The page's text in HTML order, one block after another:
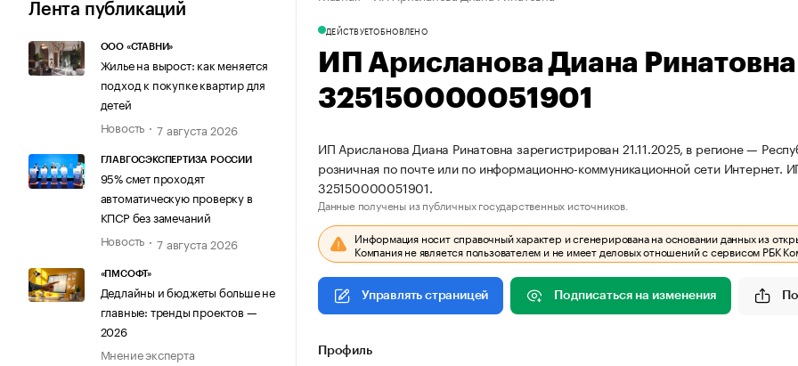
Технологии и медиа Рынок наличной валюты
Лента публикаций
ООО «СТАВНИ»
Жилье на вырост: как меняется
подход к покупке квартир для
детей
Новость
7 августа 2026
ГЛАВГОСЭКСПЕРТИЗА РОССИИ
95% смет проходят
автоматическую проверку в
КПСР без замечаний
Новость
7 августа 2026
«ПМСОФТ»
Дедлайны и бюджеты больше не
главные: тренды проектов —
2026
Мнение эксперта
ДЕЙСТВУЕТОБНОВЛЕНО
ИП Арисланова Диана
325150000051901
ИП Арисланова Диана Ринатовна зарегистрирован 21.11.2025, в регионе —
розничная по почте или по информационно-коммуникационной сети
325150000051901.
Данные получены из публичных государственных источников.
Информация носит справочный характер и сгенерирована на основании данных из
Компания не является пользователем и не имеет деловых отношений с сервисом РБК
Управлять страницей Подписаться на изменения
Профиль